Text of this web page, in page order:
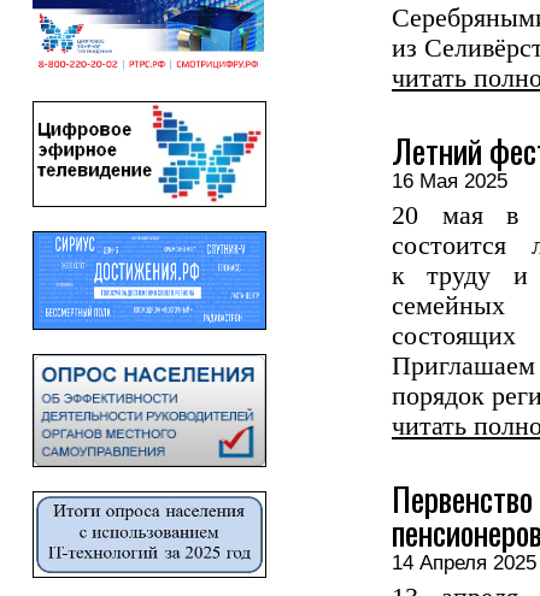
из
читать
Летний
16 Мая 2025
20 мая в
к труду и
семейных
порядок
читать
14 Апреля